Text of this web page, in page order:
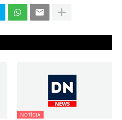
NOTÍCIA